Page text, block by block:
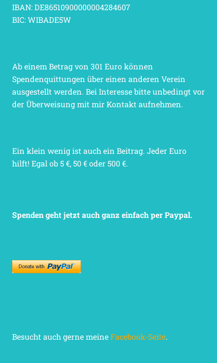
IBAN: DE86510900000004284607
BIC: WIBADE5W
Ab einem Betrag von 301 Euro können
Spendenquittungen über einen anderen Verein
ausgestellt werden. Bei Interesse bitte unbedingt vor
der Überweisung mit mir Kontakt aufnehmen.
Ein klein wenig ist auch ein Beitrag. Jeder Euro
hilft! Egal ob 5 €, 50 € oder 500 €.
Spenden geht jetzt auch ganz einfach per Paypal.
Besucht auch gerne meineFacebook-Seite.